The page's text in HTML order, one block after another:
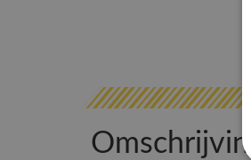
Omschrijving